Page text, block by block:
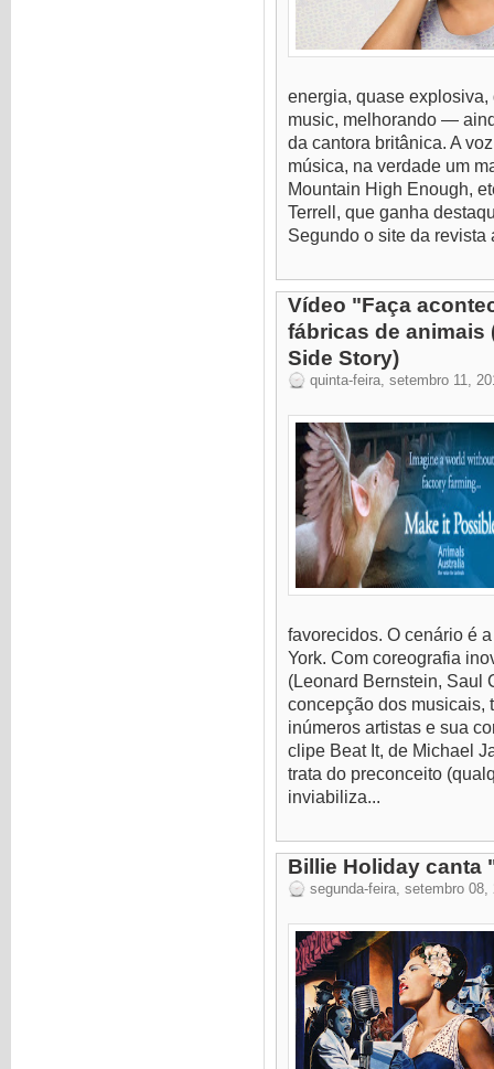
energia, quase
music, melhorando —
da cantora britânica. A
música, na verdade um
Mountain High Enough,
Terrell, que ganha
Segundo o site da revista
Vídeo "Faça
fábricas de animais
Side Story)
quinta-feira, setembro 11,
favorecidos. O cenário é
York. Com coreografia
(Leonard Bernstein, Saul
concepção dos musicais,
inúmeros artistas e sua
clipe Beat It, de Michael
trata do preconceito
inviabiliza...
Billie Holiday canta
segunda-feira, setembro 08,